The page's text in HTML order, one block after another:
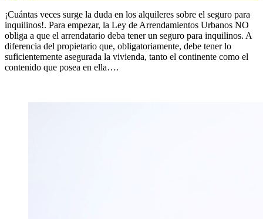
¡Cuántas veces surge la duda en los alquileres sobre el seguro para
inquilinos!. Para empezar, la Ley de Arrendamientos Urbanos NO
obliga a que el arrendatario deba tener un seguro para inquilinos. A
diferencia del propietario que, obligatoriamente, debe tener lo
suficientemente asegurada la vivienda, tanto el continente como el
contenido que posea en ella….